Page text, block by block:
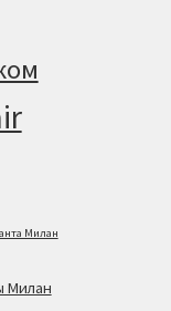
Милан
Милан